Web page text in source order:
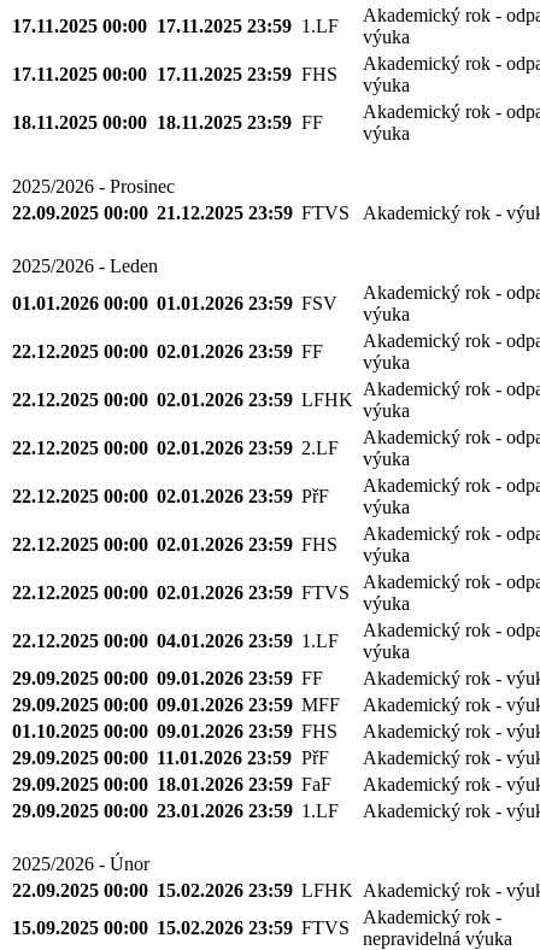
17.11.2025 00:00 17.11.2025 23:59 1.LF
Akademický rok -
výuka
17.11.2025 00:00 17.11.2025 23:59 FHS
Akademický rok -
výuka
18.11.2025 00:00 18.11.2025 23:59 FF
Akademický rok -
výuka
2025/2026 - Prosinec
22.09.2025 00:00 21.12.2025 23:59 FTVS Akademický rok -
2025/2026 - Leden
01.01.2026 00:00 01.01.2026 23:59 FSV
Akademický rok -
výuka
22.12.2025 00:00 02.01.2026 23:59 FF
Akademický rok -
výuka
22.12.2025 00:00 02.01.2026 23:59 LFHK
Akademický rok -
výuka
22.12.2025 00:00 02.01.2026 23:59 2.LF
Akademický rok -
výuka
22.12.2025 00:00 02.01.2026 23:59 PřF
Akademický rok -
výuka
22.12.2025 00:00 02.01.2026 23:59 FHS
Akademický rok -
výuka
22.12.2025 00:00 02.01.2026 23:59 FTVS
Akademický rok -
výuka
22.12.2025 00:00 04.01.2026 23:59 1.LF
Akademický rok -
výuka
29.09.2025 00:00 09.01.2026 23:59 FF
Akademický rok -
29.09.2025 00:00 09.01.2026 23:59 MFF
Akademický rok -
01.10.2025 00:00 09.01.2026 23:59 FHS
Akademický rok -
29.09.2025 00:00 11.01.2026 23:59 PřF
Akademický rok -
29.09.2025 00:00 18.01.2026 23:59 FaF
Akademický rok -
29.09.2025 00:00 23.01.2026 23:59 1.LF Akademický rok -
2025/2026 - Únor
22.09.2025 00:00 15.02.2026 23:59 LFHK Akademický rok -
15.09.2025 00:00 15.02.2026 23:59 FTVS
Akademický rok -
nepravidelná výuka